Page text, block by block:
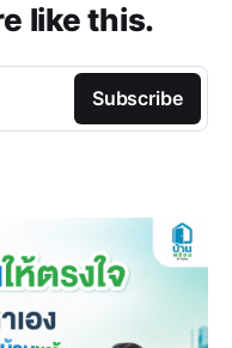
like this.
Subscribe